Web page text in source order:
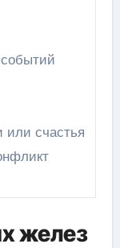
или счастья
желез